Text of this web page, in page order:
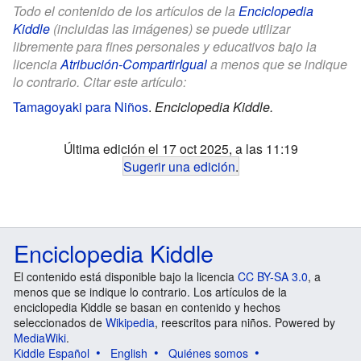
Todo el contenido de los artículos de la Enciclopedia
Kiddle (incluidas las imágenes) se puede utilizar
libremente para fines personales y educativos bajo la
licencia Atribución-CompartirIguala menos que se indique
lo contrario. Citar este artículo:
Tamagoyaki para Niños. Enciclopedia Kiddle.
Última edición el 17 oct 2025, a las 11:19
Sugerir una edición.
Enciclopedia Kiddle
El contenido está disponible bajo la licencia CC BY-SA 3.0, a
menos que se indique lo contrario. Los artículos de la
enciclopedia Kiddle se basan en contenido y hechos
seleccionados de Wikipedia, reescritos para niños. Powered by
MediaWiki.
Kiddle Español
English
Quiénes somos